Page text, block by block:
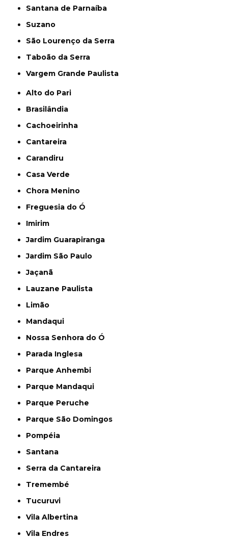
Santana de Parnaíba
Suzano
São Lourenço da Serra
Taboão da Serra
Vargem Grande Paulista
Alto do Pari
Brasilândia
Cachoeirinha
Cantareira
Carandiru
Casa Verde
Chora Menino
Freguesia do Ó
Imirim
Jardim Guarapiranga
Jardim São Paulo
Jaçanã
Lauzane Paulista
Limão
Mandaqui
Nossa Senhora do Ó
Parada Inglesa
Parque Anhembi
Parque Mandaqui
Parque Peruche
Parque São Domingos
Pompéia
Santana
Serra da Cantareira
Tremembé
Tucuruvi
Vila Albertina
Vila Endres